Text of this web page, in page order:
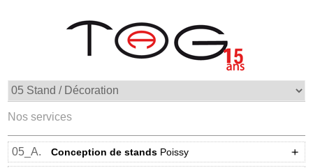
Nos services
05_A. Conception de stands Poissy